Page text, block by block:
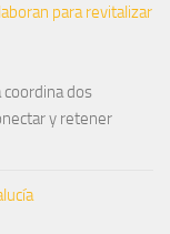
para revitalizar
coordina dos
y retener